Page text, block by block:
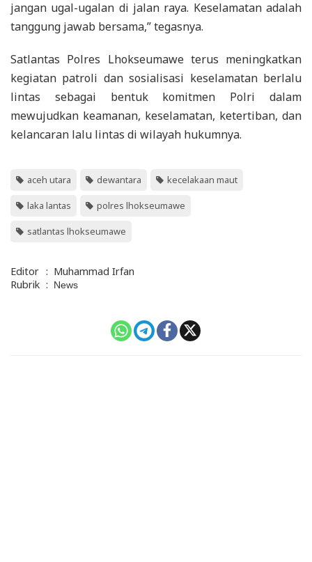
jangan ugal-ugalan di jalan raya. Keselamatan adalah
tanggung jawab bersama,” tegasnya.
Satlantas Polres Lhokseumawe terus meningkatkan
kegiatan patroli dan sosialisasi keselamatan berlalu
lintas sebagai bentuk komitmen Polri dalam
mewujudkan keamanan, keselamatan, ketertiban, dan
kelancaran lalu lintas di wilayah hukumnya.
aceh utara dewantara kecelakaan maut
laka lantas polres lhokseumawe
satlantas lhokseumawe
Editor : Muhammad Irfan
Rubrik : News